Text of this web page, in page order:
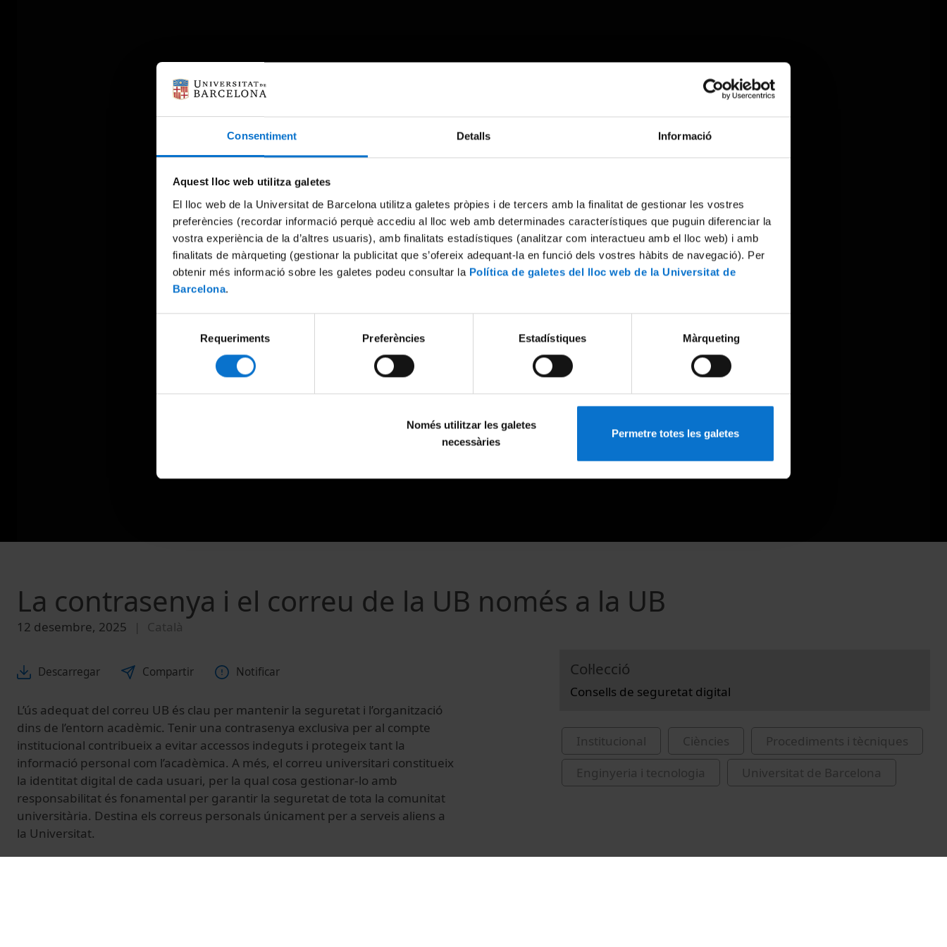
Consentiment Detalls Informació
Aquest lloc web utilitza galetes
El lloc web de la Universitat de Barcelona utilitza galetes pròpies i de tercers amb la finalitat de gestionar les vostres
preferències (recordar informació perquè accediu al lloc web amb determinades característiques que puguin diferenciar la
vostra experiència de la d’altres usuaris), amb finalitats estadístiques (analitzar com interactueu amb el lloc web) i amb
finalitats de màrqueting (gestionar la publicitat que s’ofereix adequant-la en funció dels vostres hàbits de navegació). Per
obtenir més informació sobre les galetes podeu consultar la Política de galetes del lloc web de la Universitat de
Barcelona.
consentiment
Requeriments Preferències Estadístiques Màrqueting
Només utilitzar les galetes
necessàries
Permetre totes les galetes
Something went wrong
Try again
La contrasenya i el correu de la UB només a la UB
12 desembre, 2025 Català
Descarregar Compartir Notificar
L’ús adequat del correu UB és clau per mantenir la seguretat i l’organització
dins de l’entorn acadèmic. Tenir una contrasenya exclusiva per al compte
institucional contribueix a evitar accessos indeguts i protegeix tant la
informació personal com l’acadèmica. A més, el correu universitari constitueix
la identitat digital de cada usuari, per la qual cosa gestionar-lo amb
responsabilitat és fonamental per garantir la seguretat de tota la comunitat
universitària. Destina els correus personals únicament per a serveis aliens a
la Universitat.
Col·lecció
Consells de seguretat digital
Institucional Ciències
Procediments i tècniques
Enginyeria i tecnologia
Universitat de Barcelona